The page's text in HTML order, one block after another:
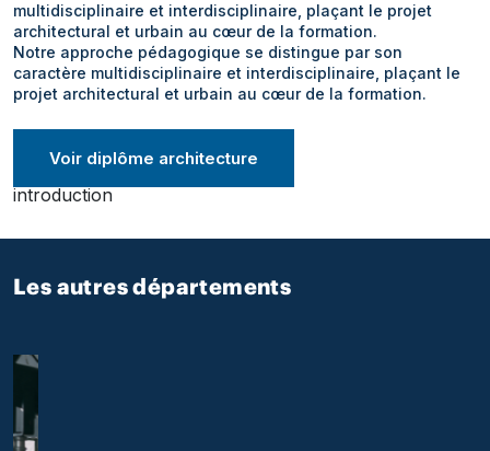
multidisciplinaire et interdisciplinaire, plaçant le projet
architectural et urbain au cœur de la formation.
Notre approche pédagogique se distingue par son
caractère multidisciplinaire et interdisciplinaire, plaçant le
projet architectural et urbain au cœur de la formation.
Voir diplôme architecture
introduction
Les autres départements